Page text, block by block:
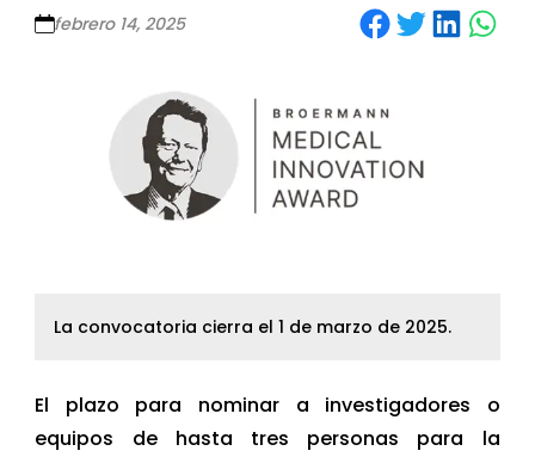
febrero 14, 2025 Share on Facebook Share on Twitter Share on LinkedIn Share on WhatsApp
La convocatoria cierra el 1 de marzo de 2025.
El plazo para nominar a investigadores o
equipos de hasta tres personas para la